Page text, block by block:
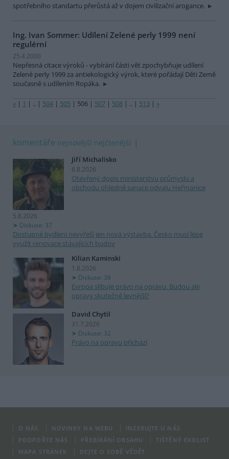
spotřebního standartu přerůstá až v dojem civilizační arogance.
Ing. Ivan Sommer: Udílení Zelené perly 1999 není
regulérní
25.4.2000
Nepřesná citace výroků - vybírání části vět zpochybňuje udílení
Zelené perly 1999 za antiekologický výrok, které pořádají Děti Země
současně s udílením Ropáka.
« | 1 | .. | 504 | 505 | 506 | 507 | 508 | .. | 513 | »
komentáře nejnovější nejčtenější
Jiří Michalisko
6.8.2026
Otevřený dopis ministerstvu průmyslu a
obchodu ohledně sanace odvalu Heřmanice
5.8.2026
Diskuse: 37
Dostupné bydlení nevyřeší jen nová výstavba. Česko musí lépe
využít renovace stávajících budov
Kilian Kaminski
1.8.2026
Diskuse: 38
Evropa slibuje právo na opravu. Budou ale
opravy skutečně levnější?
David Chytil
31.7.2026
Diskuse: 32
Právo na opravu přichází
O NÁS NOVINKY NA WEBU
INZERUJTE U NÁS
PODPOŘTE NÁS
PŘEBÍRÁNÍ OBSAHU
TIŠTĚNÝ EKOLIST
MAPA STRÁNEK
DEJTE O SOBĚ VĚDĚT